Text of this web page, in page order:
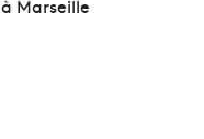
à Marseille